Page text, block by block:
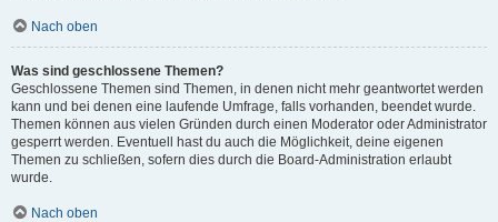
Nach oben
Was sind geschlossene Themen?
Geschlossene Themen sind Themen, in denen nicht mehr geantwortet werden
kann und bei denen eine laufende Umfrage, falls vorhanden, beendet wurde.
Themen können aus vielen Gründen durch einen Moderator oder Administrator
gesperrt werden. Eventuell hast du auch die Möglichkeit, deine eigenen
Themen zu schließen, sofern dies durch die Board-Administration erlaubt
wurde.
Nach oben